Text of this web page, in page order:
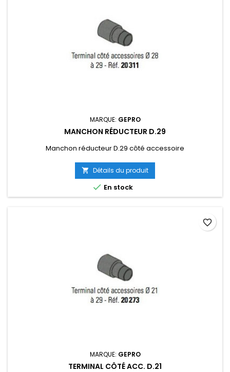
MARQUE: GEPRO
MANCHON RÉDUCTEUR D.29
Manchon réducteur D.29 côté accessoire
 Détails du produit
 En stock
MARQUE: GEPRO
TERMINAL CÔTÉ ACC. D.21
favorite_border